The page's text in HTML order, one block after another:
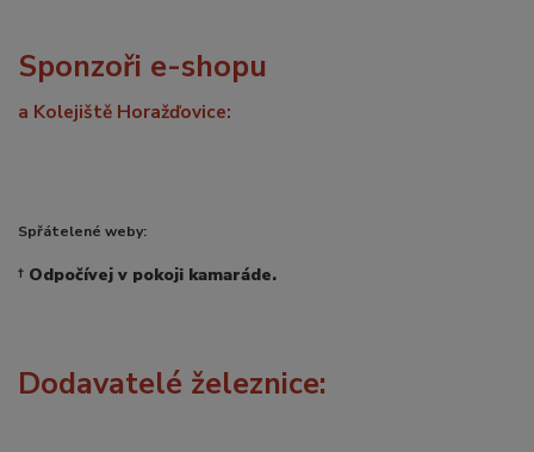
Sponzoři e-shopu
a Kolejiště Horažďovice:
Spřátelené weby:
† Odpočívej v pokoji kamaráde.
Dodavatelé železnice: